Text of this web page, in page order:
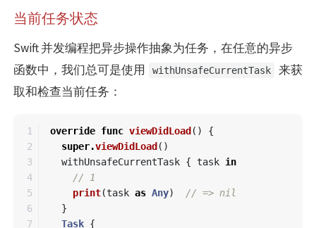
当前任务状态
Swift 并发编程把异步操作抽象为任务，在任意的异步
函数中，我们总可是使用
withUnsafeCurrentTask
来获
取和检查当前任务：
1
2
3
4
5
6
7
override func viewDidLoad ()
{
super.viewDidLoad ()
withUnsafeCurrentTask { task in
// 1
print(task as Any)
// => nil
}
Task {